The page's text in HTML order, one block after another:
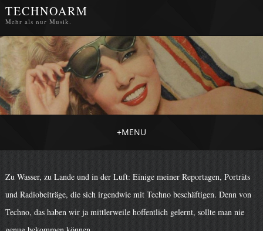
TECHNOARM
Mehr als nur Musik.
+MENU
Zu Wasser, zu Lande und in der Luft: Einige meiner Reportagen, Porträts
und Radiobeiträge, die sich irgendwie mit Techno beschäftigen. Denn von
Techno, das haben wir ja mittlerweile hoffentlich gelernt, sollte man nie